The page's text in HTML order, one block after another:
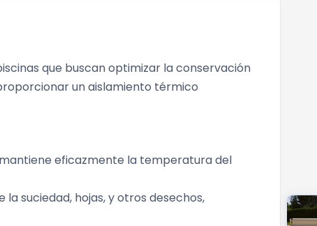
que buscan optimizar la conservación
un aislamiento térmico
eficazmente la temperatura del
suciedad, hojas, y otros desechos,